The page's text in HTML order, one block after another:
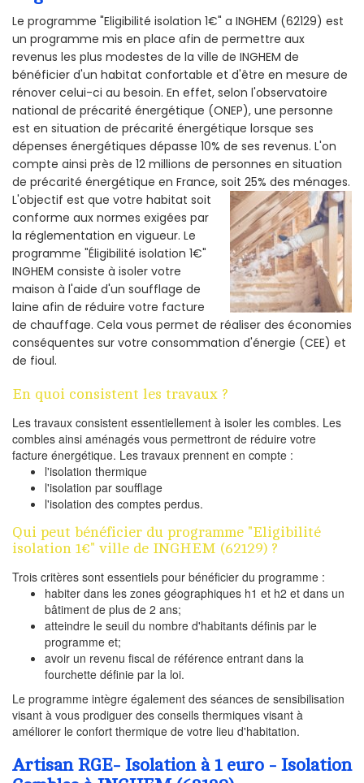
Le programme "Eligibilité isolation 1€" a INGHEM (62129) est
un programme mis en place afin de permettre aux
revenus les plus modestes de la ville de INGHEM de
bénéficier d'un habitat confortable et d'être en mesure de
rénover celui-ci au besoin. En effet, selon l'observatoire
national de précarité énergétique (ONEP), une personne
est en situation de précarité énergétique lorsque ses
dépenses énergétiques dépasse 10% de ses revenus. L'on
compte ainsi près de 12 millions de personnes en situation
de précarité énergétique en France, soit 25% des ménages.
L'objectif est que votre habitat soit
conforme aux normes exigées par
la réglementation en vigueur. Le
programme "Éligibilité isolation 1€"
INGHEM consiste à isoler votre
maison à l'aide d'un soufflage de
laine afin de réduire votre facture
de chauffage. Cela vous permet de réaliser des économies
conséquentes sur votre consommation d'énergie (CEE) et
de fioul.
En quoi consistent les travaux ?
Les travaux consistent essentiellement à isoler les combles. Les
combles ainsi aménagés vous permettront de réduire votre
facture énergétique. Les travaux prennent en compte :
l'isolation thermique
l'isolation par soufflage
l'isolation des comptes perdus.
Qui peut bénéficier du programme "Eligibilité
isolation 1€" ville de INGHEM (62129) ?
Trois critères sont essentiels pour bénéficier du programme :
habiter dans les zones géographiques h1 et h2 et dans un
bâtiment de plus de 2 ans;
atteindre le seuil du nombre d'habitants définis par le
programme et;
avoir un revenu fiscal de référence entrant dans la
fourchette définie par la loi.
Le programme intègre également des séances de sensibilisation
visant à vous prodiguer des conseils thermiques visant à
améliorer le confort thermique de votre lieu d'habitation.
Artisan RGE- Isolation à 1 euro - Isolation